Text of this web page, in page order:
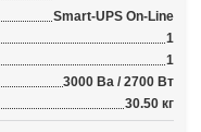
Smart-UPS On-Line
1
1
3000 Ва / 2700 Вт
30.50 кг